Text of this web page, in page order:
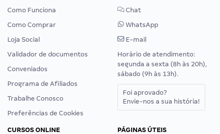
Como Funciona
Como Comprar
Loja Social
Validador de documentos
Conveniados
Programa de Afiliados
Trabalhe Conosco
Preferências de Cookies
Chat
WhatsApp
E-mail
Horário de atendimento:
segunda a sexta (8h às 20h),
sábado (9h às 13h).
Foi aprovado?
Envie-nos a sua história!
CURSOS ONLINE
PÁGINAS ÚTEIS